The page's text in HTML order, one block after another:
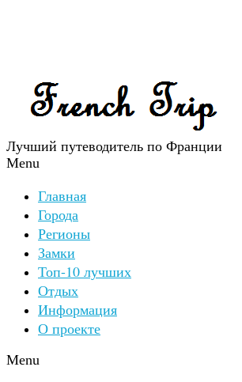
Лучший путеводитель по Франции
Menu
Главная
Города
Регионы
Замки
Топ-10 лучших
Отдых
Информация
О проекте
Menu